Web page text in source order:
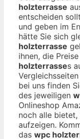
holzterrasse
entscheiden
und geben im
hätte Sie sich
holzterrasse
ihnen, die
holzterrasses
bei uns finden
des jeweiligen
Onlineshop
noch alle
aufzeigen.
das wpc